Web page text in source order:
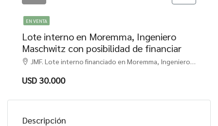
EN VENTA
Lote interno en Moremma, Ingeniero
Maschwitz con posibilidad de financiar
JMF. Lote interno financiado en Moremma, Ingeniero Maschwitz, Ingeniero Maschwitz, Escobar
USD 30.000
Descripción